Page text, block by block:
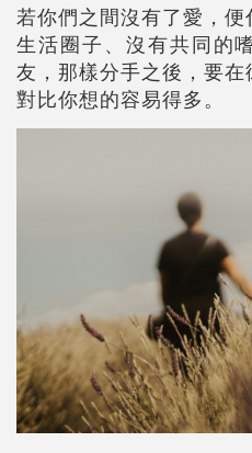
若你們之間沒有了愛，
生活圈子、沒有共同的
友，那樣分手之後，要
對比你想的容易得多。